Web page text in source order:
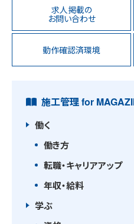
求人掲載の
お問い合わせ
動作確認済環境
施工管理 for
働く
働き方
転職・キャリアアップ
年収・給料
学ぶ